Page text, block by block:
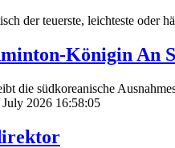
der teuerste, leichteste oder
Königin An
die südkoreanische
2026 16:58:05